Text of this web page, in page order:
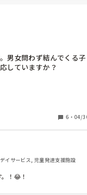
男女問わず結んでくる子
していますか？
く声がけ、いろいろある
とがあるようですが、そ
るようにはっきり促して
6 ・ 04/
イサービス, 児童発達支援施設
！😂！